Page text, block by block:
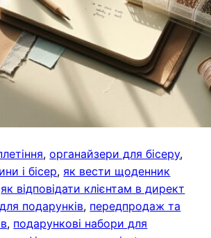
, органайзери для бісеру
і бісер, як вести щоденник
як відповідати клієнтам в директ
подарунків, передпродаж та
, подарункові набори для